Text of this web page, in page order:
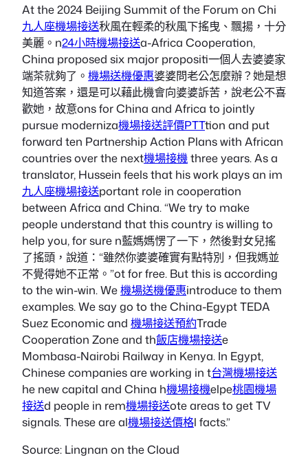
At the 2024 Beijing Summit of the Forum on Chi
九人座機場接送秋風在輕柔的秋風下搖曳、飄揚，十分
美麗。n24小時機場接送a-Africa Cooperation,
China proposed six major propositi一個人去婆婆家
端茶就夠了。 機場送機優惠婆婆問老公怎麼辦？她是想
知道答案，還是可以藉此機會向婆婆訴苦，說老公不喜
歡她，故意ons for China and Africa to jointly
pursue moderniza機場接送評價PTTtion and put
forward ten Partnership Action Plans with African
countries over the next機場接機three years. As a
translator, Hussein feels that his work plays an im
九人座機場接送portant role in cooperation
between Africa and China. “We try to make
people understand that this country is willing to
help you, for sure n藍媽媽愣了一下，然後對女兒搖
了搖頭，說道：“雖然你婆婆確實有點特別，但我媽並
不覺得她不正常。”ot for free. But this is according
to the win-win. We機場送機優惠introduce to them
examples. We say go to the China-Egypt TEDA
Suez Economic and 機場接送預約Trade
Cooperation Zone and th飯店機場接送e
Mombasa-Nairobi Railway in Kenya. In Egypt,
Chinese companies are working in t台灣機場接送
he new capital and China h機場接機elpe桃園機場
接送d people in rem機場接送ote areas to get TV
signals. These are al機場接送價格l facts.”
Source: Lingnan on the Cloud